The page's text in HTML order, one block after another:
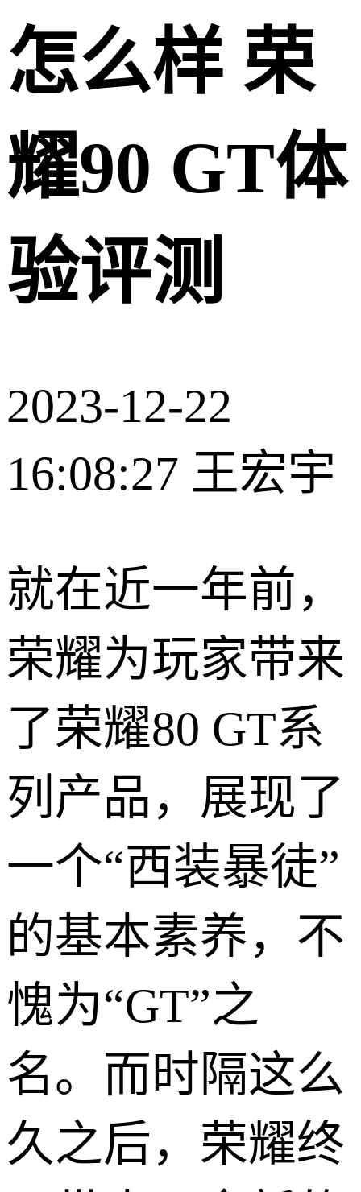
怎么样 荣
耀90 GT体
验评测
2023-12-22
16:08:27 王宏宇
就在近一年前，
荣耀为玩家带来
了荣耀80 GT系
列产品，展现了
一个“西装暴徒”
的基本素养，不
愧为“GT”之
名。而时隔这么
久之后，荣耀终